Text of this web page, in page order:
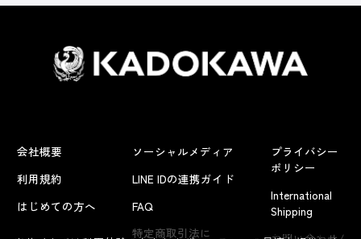
よくあるお問い合わせ
会社概要
利用規約
はじめての方へ
ソーシャルメディア
LINE IDの連携ガイド
FAQ
特定商取引法に
プライバシー
ポリシー
International
Shipping